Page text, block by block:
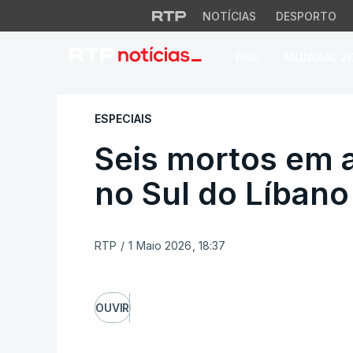
NOTÍCIAS DESPORTO
Seis mortos em
ESPECIAIS
Seis mortos em
no Sul do Líbano
RTP / 1 Maio 2026, 18:37
OUVIR